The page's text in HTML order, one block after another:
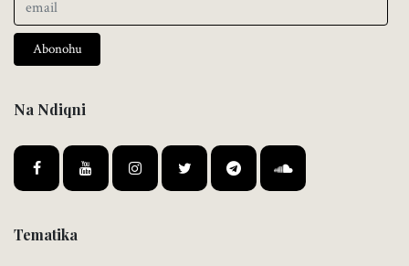
Abonohu
Na Ndiqni
Tematika